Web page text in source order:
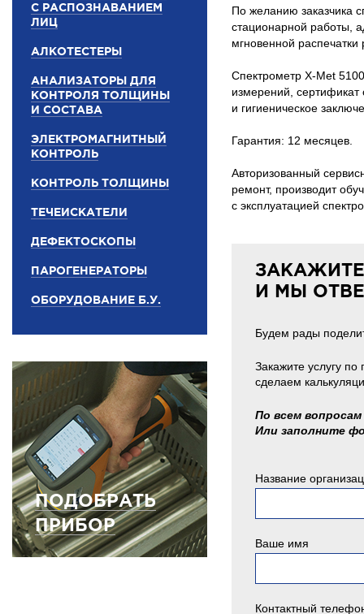
С РАСПОЗНАВАНИЕМ
ЛИЦ
АЛКОТЕСТЕРЫ
АНАЛИЗАТОРЫ ДЛЯ
КОНТРОЛЯ ТОЛЩИНЫ
И СОСТАВА
ЭЛЕКТРОМАГНИТНЫЙ
КОНТРОЛЬ
КОНТРОЛЬ ТОЛЩИНЫ
ТЕЧЕИСКАТЕЛИ
ДЕФЕКТОСКОПЫ
ПАРОГЕНЕРАТОРЫ
ОБОРУДОВАНИЕ Б.У.
ПОДОБРАТЬ
ПРИБОР
По желанию заказчика
стационарной работы,
мгновенной
Спектрометр X-Met
измерений, сертификат
и гигиеническое
Гарантия: 12 месяцев.
Авторизованный
ремонт, производит
с эксплуатацией
И МЫ
Будем рады
Закажите услугу
сделаем
По всем вопросам
Или заполните
Название
Ваше имя
Контактный